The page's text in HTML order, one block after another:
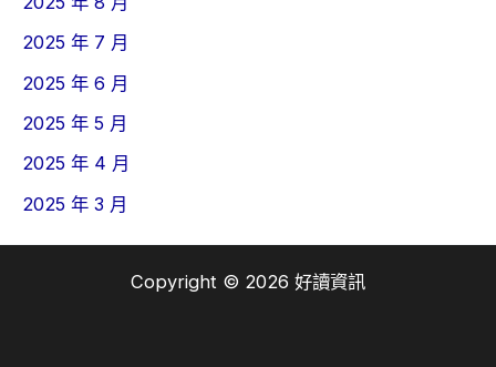
2025 年 7 月
2025 年 6 月
2025 年 5 月
2025 年 4 月
2025 年 3 月
Copyright © 2026 好讀資訊